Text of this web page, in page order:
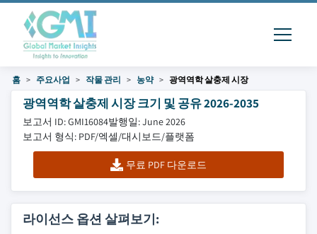
홈 주요사업 작물 관리 농약 광역역학 살충제 시장
광역역학 살충제 시장 크기 및 공유 2026-2035
보고서 ID: GMI16084발행일: June 2026
보고서 형식: PDF/엑셀/대시보드/플랫폼
무료 PDF 다운로드
라이선스 옵션 살펴보기: